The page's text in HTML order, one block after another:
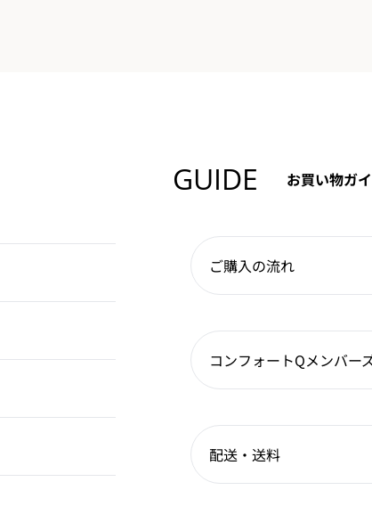
GUIDE お買い物ガ
ご購入の流れ
コンフォートQメンバー
配送・送料